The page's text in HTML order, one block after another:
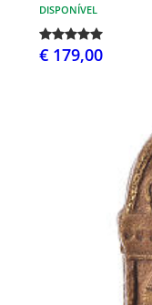
DISPONÍVEL
€ 179,00